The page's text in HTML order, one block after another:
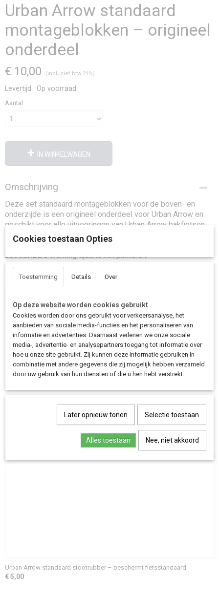
Urban Arrow standaard
montageblokken – origineel
onderdeel
€ 10,00 (inclusief btw 21%)
Levertijd : Op voorraad
Aantal
IN WINKELWAGEN
Omschrijving
Deze set standaard montageblokken voor de boven- en
onderzijde is een origineel onderdeel voor Urban Arrow en
geschikt voor alle uitvoeringen van Urban Arrow bakfietsen.
De montageblokken zorgen ervoor dat de standaard stevig
op zijn plaats blijft en dragen bij aan een stabiele en
betrouwbare werking tijdens het parkeren.
de standaard nauwkeurig afstellen, zodat deze soepel in- en
uitklapt. Dit voorkomt onnodige slijtage en zorgt voor een
prettige bediening bij dagelijks gebruik. De montageblokken
zijn duurzaam uitgevoerd en eenvoudig te monteren,
waardoor ze ideaal zijn voor vervanging of onderhoud van de
standaard.
Zoek je montageblokken voor de standaard van je Urban Arrow? Deze
originele set zorgt voor een stabiele bevestiging en soepele werking van
Save
Urban Arrow standaard stootrubber – beschermt fietsstandaard
€ 5,00
Cookies toestaan Opties
Toestemming Details Over
Op deze website worden cookies gebruikt
Cookies worden door ons gebruikt voor verkeersanalyse, het
aanbieden van sociale media-functies en het personaliseren van
informatie en advertenties. Daarnaast verlenen we onze sociale
media-, advertentie- en analysepartners toegang tot informatie over
hoe u onze site gebruikt. Zij kunnen deze informatie gebruiken in
combinatie met andere gegevens die zij mogelijk hebben verzameld
door uw gebruik van hun diensten of die u hen hebt verstrekt.
Later opnieuw tonen Selectie toestaan
Alles toestaan Nee, niet akkoord